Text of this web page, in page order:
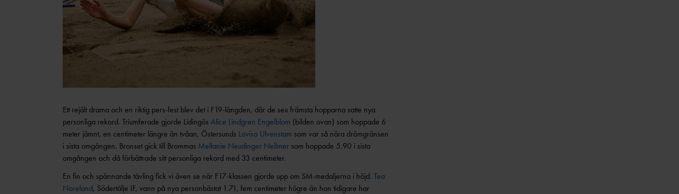
Ett rejält drama och en riktig pers-fest blev det i F19-längden, där de sex främsta hopparna satte nya
personliga rekord. Triumferade gjorde Lidingös Alice Lindgren Engelblom (bilden ovan) som hoppade 6
meter jämnt, en centimeter längre än tvåan, Östersunds Lovisa Ulvenstam som var så nära drömgränsen
i sista omgången. Bronset gick till Brommas Mellanie Neudinger Nellmersom hoppade 5.90 i sista
omgången och då förbättrade sitt personliga rekord med 33 centimeter.
En fin och spännande tävling fick vi även se när F17-klassen gjorde upp om SM-medaljerna i höjd. Tea
Noreland, Södertälje IF, vann på nya personbästat 1.71, fem centimeter högre än hon tidigare har